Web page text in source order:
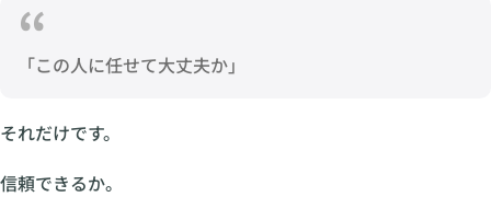
「この人に任せて大丈夫か」
それだけです。
信頼できるか。